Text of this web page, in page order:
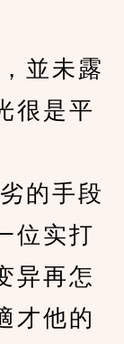
並未露
很是平
的手段
位实打
异再怎
才他的